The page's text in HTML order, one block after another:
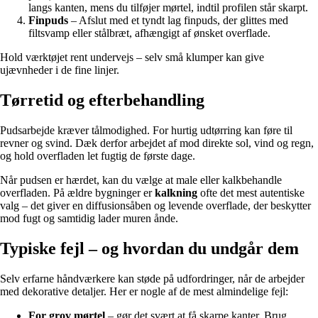
langs kanten, mens du tilføjer mørtel, indtil profilen står skarpt.
Finpuds – Afslut med et tyndt lag finpuds, der glittes med
filtsvamp eller stålbræt, afhængigt af ønsket overflade.
Hold værktøjet rent undervejs – selv små klumper kan give
ujævnheder i de fine linjer.
Tørretid og efterbehandling
Pudsarbejde kræver tålmodighed. For hurtig udtørring kan føre til
revner og svind. Dæk derfor arbejdet af mod direkte sol, vind og regn,
og hold overfladen let fugtig de første dage.
Når pudsen er hærdet, kan du vælge at male eller kalkbehandle
overfladen. På ældre bygninger erkalkning ofte det mest autentiske
valg – det giver en diffusionsåben og levende overflade, der beskytter
mod fugt og samtidig lader muren ånde.
Typiske fejl – og hvordan du undgår dem
Selv erfarne håndværkere kan støde på udfordringer, når de arbejder
med dekorative detaljer. Her er nogle af de mest almindelige fejl:
For grov mørtel – gør det svært at få skarpe kanter. Brug